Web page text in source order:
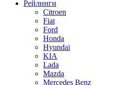
Рейлинги
Citroen
Fiat
Ford
Honda
Hyundai
KIA
Lada
Mazda
Mercedes Benz